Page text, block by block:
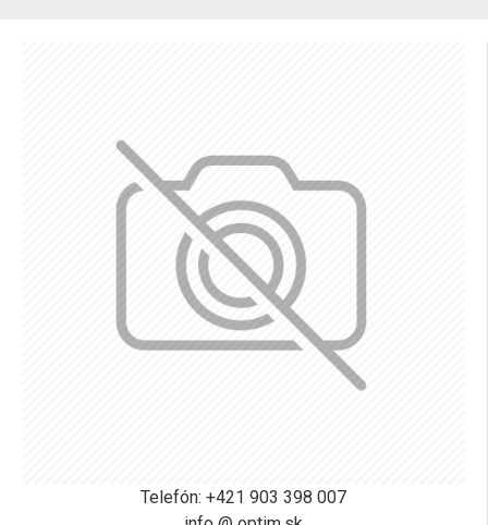
Telefón: +421 903 398 007